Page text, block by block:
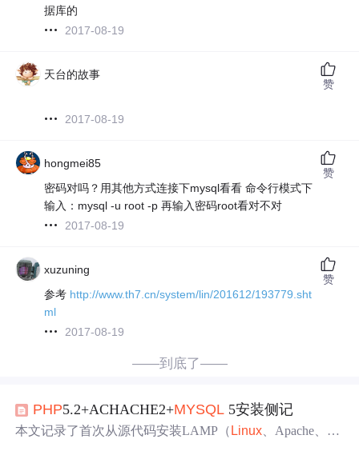
据库的
2017-08-19
天台的故事
2017-08-19
赞
hongmei85
密码对吗？用其他方式连接下mysql看看 命令行模式下
输入：mysql -u root -p 再输入密码root看对不对
2017-08-19
赞
xuzuning
参考 http://www.th7.cn/system/lin/201612/193779.sht
ml
2017-08-19
赞
——到底了——
PHP5.2+ACHACHE2+MYSQL 5安装侧记
本文记录了首次从源代码安装LAMP（ Linux 、Apache、
M